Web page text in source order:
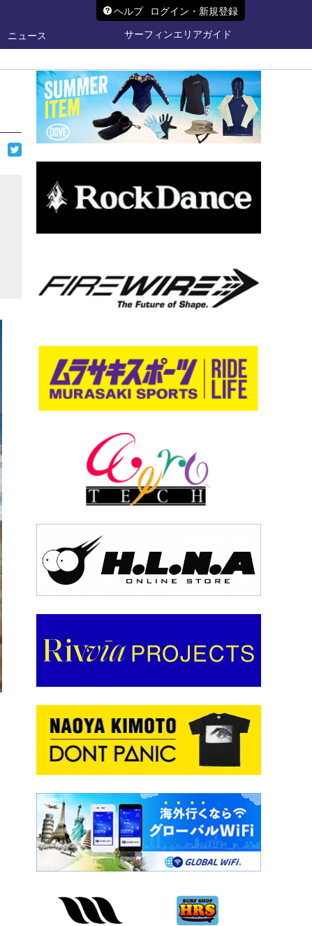
ヘルプ ログイン・新規登録
ニュース
サーフィンエリアガイド